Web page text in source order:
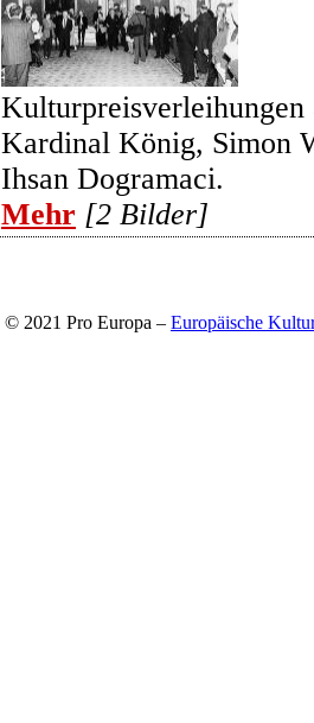
Kulturpreisverleihungen
Kardinal König, Simon
Ihsan Dogramaci.
Mehr [2 Bilder]
© 2021 Pro Europa – Europäische